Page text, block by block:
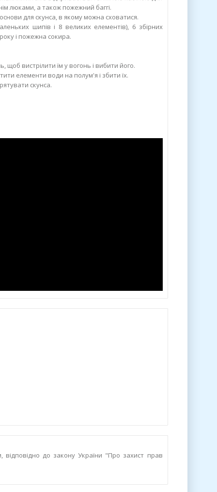
люками, а також пожежний баггі.
для скунса, в якому можна сховатися.
шипів і 8 великих елементів), 6 збірних
і пожежна сокира.
вистрілити їм у вогонь і вибити його.
елементи води на полум'я і збити їх.
скунса.
відповідно до закону України "Про захист прав